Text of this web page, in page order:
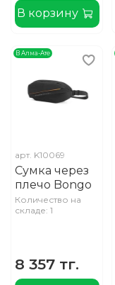
В корзину
В Алма-Ате
арт. K10069
Сумка через
плечо Bongo
Количество на
складе: 1
8 357 тг.